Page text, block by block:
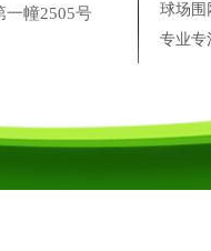
西安彩色透水混凝土有哪些
彩色透水混凝土的应用
西安学校球场围网建设施工
一幢2505号
球场
专业专